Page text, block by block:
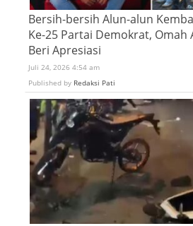
Bersih-bersih Alun-alun
Ke-25 Partai Demokrat, Omah
Beri Apresiasi
Juli 24, 2026 4:54 am
Published by Redaksi Pati